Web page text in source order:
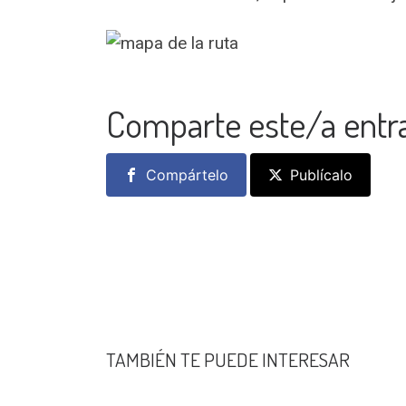
Comparte este/a
Compártelo Publícalo
TAMBIÉN TE PUEDE INTERESAR